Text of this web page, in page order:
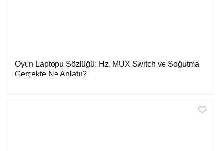
Oyun Laptopu Sözlüğü: Hz, MUX Switch ve Soğutma
Gerçekte Ne Anlatır?